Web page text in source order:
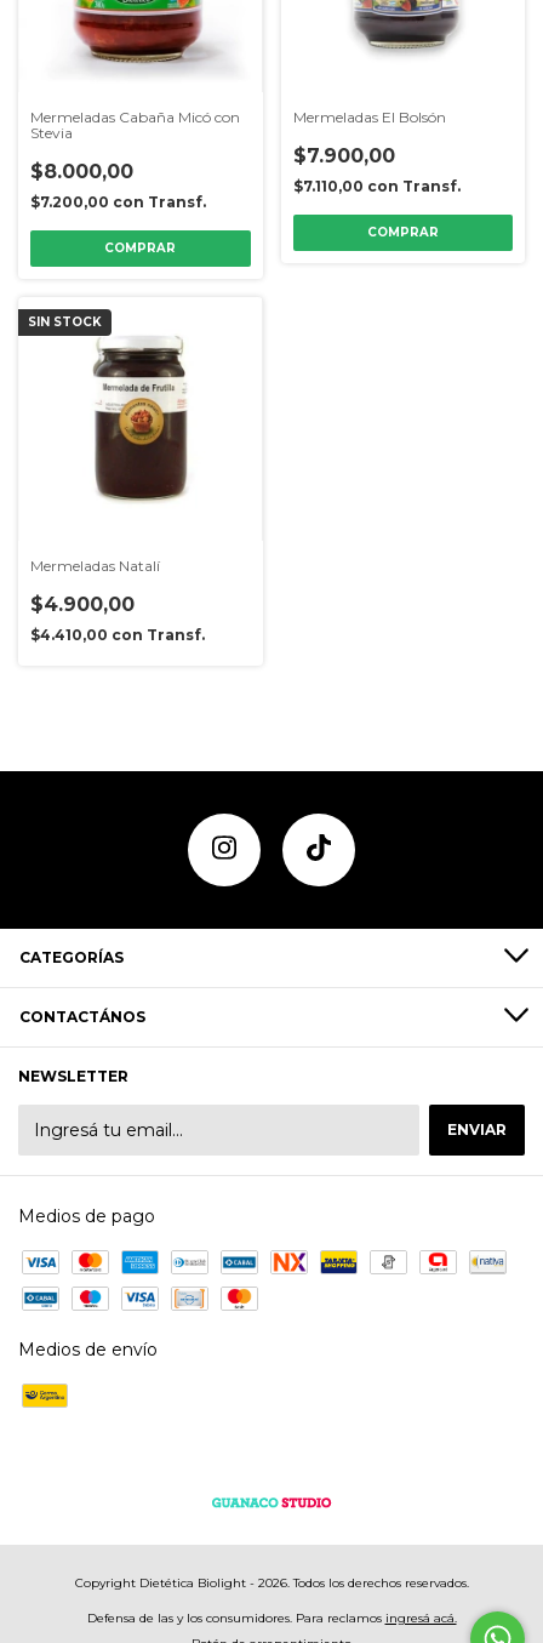
Mermeladas Cabaña Micó con
Stevia
$8.000,00
$7.200,00 con Transf.
COMPRAR
Mermeladas El Bolsón
$7.900,00
$7.110,00 con Transf.
COMPRAR
SIN STOCK
Mermeladas Natalí
$4.900,00
$4.410,00 con Transf.
CATEGORÍAS
CONTACTÁNOS
NEWSLETTER
Medios de pago
Medios de envío
Copyright Dietética Biolight - 2026. Todos los derechos reservados.
Defensa de las y los consumidores. Para reclamos ingresá acá.